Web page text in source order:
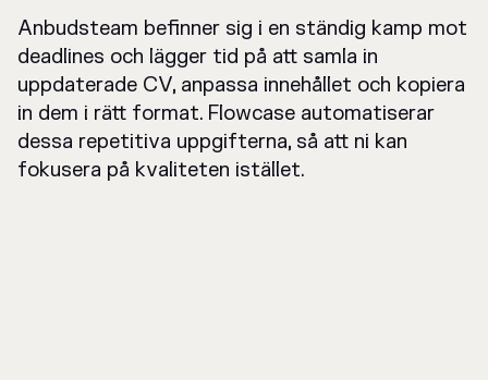
Anbudsteam befinner sig i en ständig kamp mot
deadlines och lägger tid på att samla in
uppdaterade CV, anpassa innehållet och kopiera
in dem i rätt format. Flowcase automatiserar
dessa repetitiva uppgifterna, så att ni kan
fokusera på kvaliteten istället.